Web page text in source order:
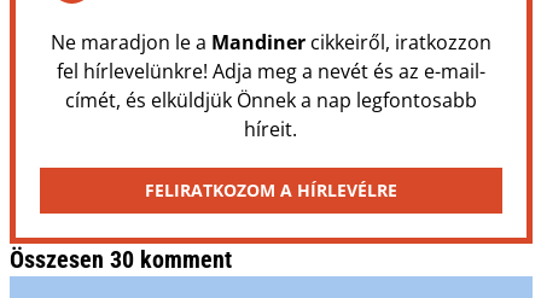
Ne maradjon le a Mandinercikkeiről, iratkozzon
fel hírlevelünkre! Adja meg a nevét és az e-mail-
címét, és elküldjük Önnek a nap legfontosabb
híreit.
FELIRATKOZOM A HÍRLEVÉLRE
Összesen 30 komment